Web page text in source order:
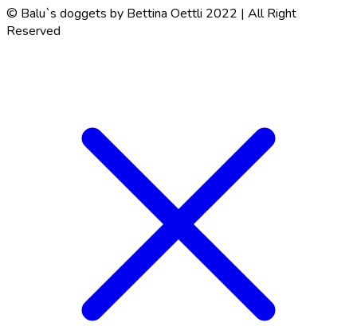
© Balu`s doggets by Bettina Oettli 2022 | All Right
Reserved